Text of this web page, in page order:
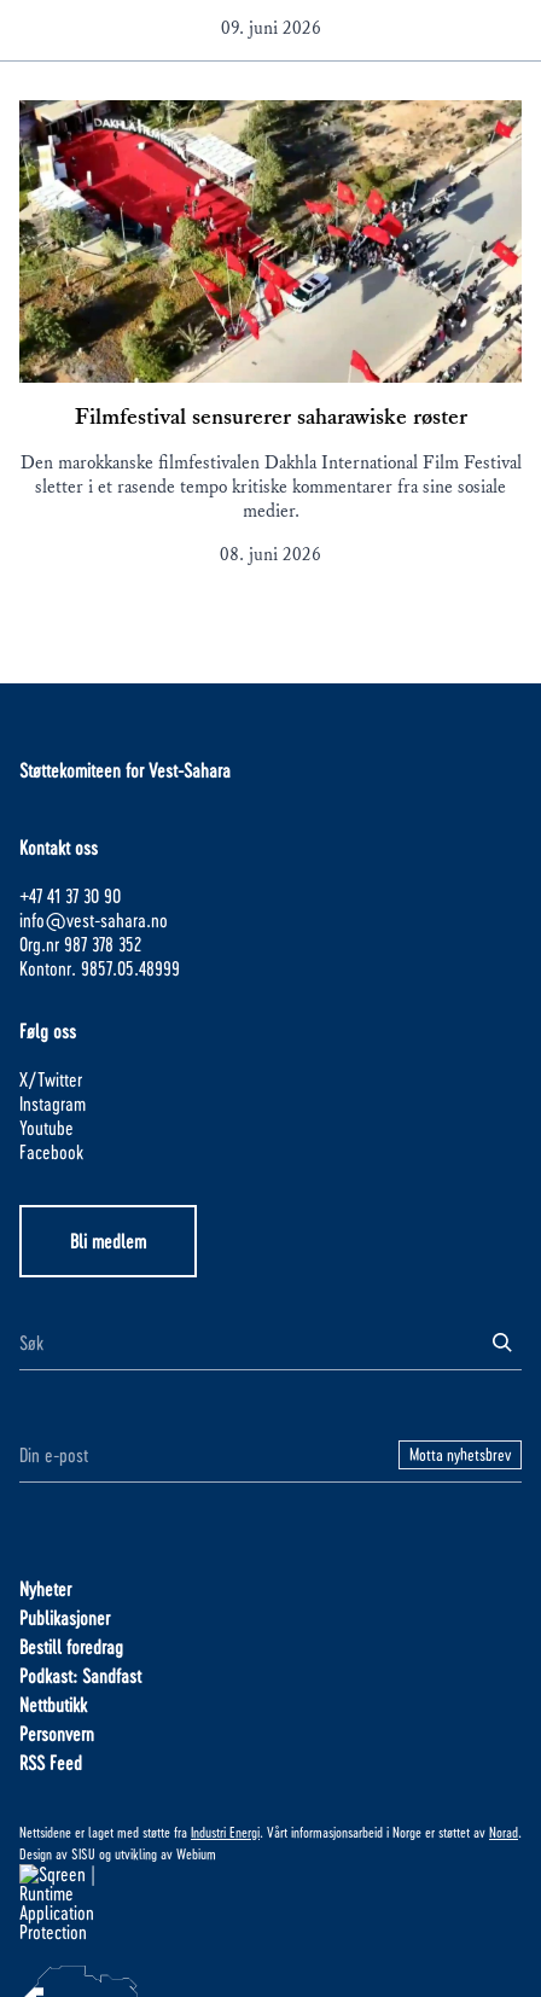
09. juni 2026
Filmfestival sensurerer saharawiske røster
Den marokkanske filmfestivalen Dakhla International Film Festival
sletter i et rasende tempo kritiske kommentarer fra sine sosiale
medier.
08. juni 2026
Støttekomiteen for Vest-Sahara
Kontakt oss
+47 41 37 30 90
info@vest-sahara.no
Org.nr 987 378 352
Kontonr. 9857.05.48999
Følg oss
X/Twitter
Instagram
Youtube
Facebook
Bli medlem
Motta nyhetsbrev
Nyheter
Publikasjoner
Bestill foredrag
Podkast: Sandfast
Nettbutikk
Personvern
RSS Feed
Nettsidene er laget med støtte fra Industri Energi . Vårt informasjonsarbeid i Norge er støttet av Norad
Design av SISU og utvikling av Webium